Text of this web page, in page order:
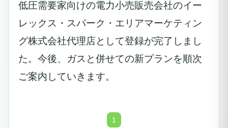
低圧需要家向けの電力小売販売会社のイー
レックス・スパーク・エリアマーケティン
グ株式会社代理店として登録が完了しまし
た。今後、ガスと併せての新プランを順次
ご案内していきます。
1